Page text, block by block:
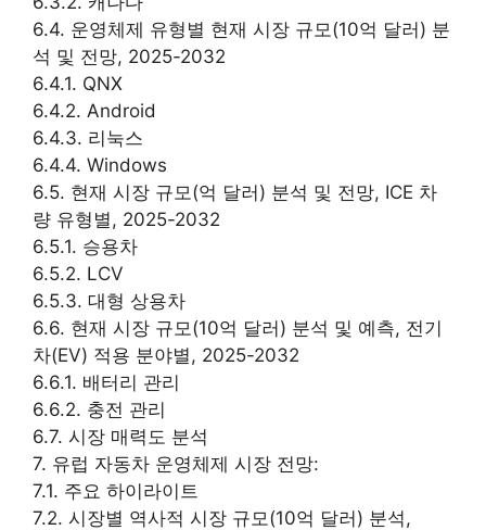
6.4. 운영체제 유형별 현재 시장 규모(10억 달러) 분
석 및 전망, 2025-2032
6.4.1. QNX
6.4.2. Android
6.4.3. 리눅스
6.4.4. Windows
6.5. 현재 시장 규모(억 달러) 분석 및 전망, ICE 차
량 유형별, 2025-2032
6.5.1. 승용차
6.5.2. LCV
6.5.3. 대형 상용차
6.6. 현재 시장 규모(10억 달러) 분석 및 예측, 전기
차(EV) 적용 분야별, 2025-2032
6.6.1. 배터리 관리
6.6.2. 충전 관리
6.7. 시장 매력도 분석
7. 유럽 자동차 운영체제 시장 전망:
7.1. 주요 하이라이트
7.2. 시장별 역사적 시장 규모(10억 달러) 분석,